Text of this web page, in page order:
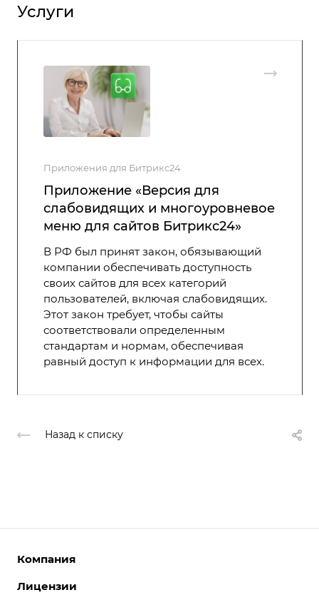
Услуги
Приложения для Битрикс24
Приложение «Версия для
слабовидящих и многоуровневое
меню для сайтов Битрикс24»
В РФ был принят закон, обязывающий
компании обеспечивать доступность
своих сайтов для всех категорий
пользователей, включая слабовидящих.
Этот закон требует, чтобы сайты
соответствовали определенным
стандартам и нормам, обеспечивая
равный доступ к информации для всех.
Назад к списку
Компания
О компании
Лицензии